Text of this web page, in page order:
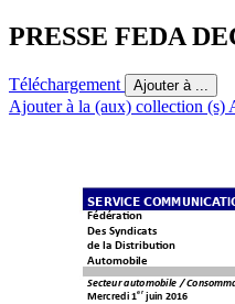
PRESSE FEDA
Téléchargement Ajouter à ...
Ajouter à la (aux) collection (s)
SERVICE COMMUNICA
Fédération
Des Syndicats
de la Distribution
Automobile
Secteur automobile /
Mercredi 1er juin 2016